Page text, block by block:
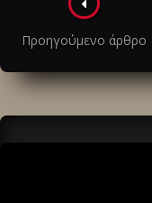
στα
άρθρα
Προηγούμενο άρθρο